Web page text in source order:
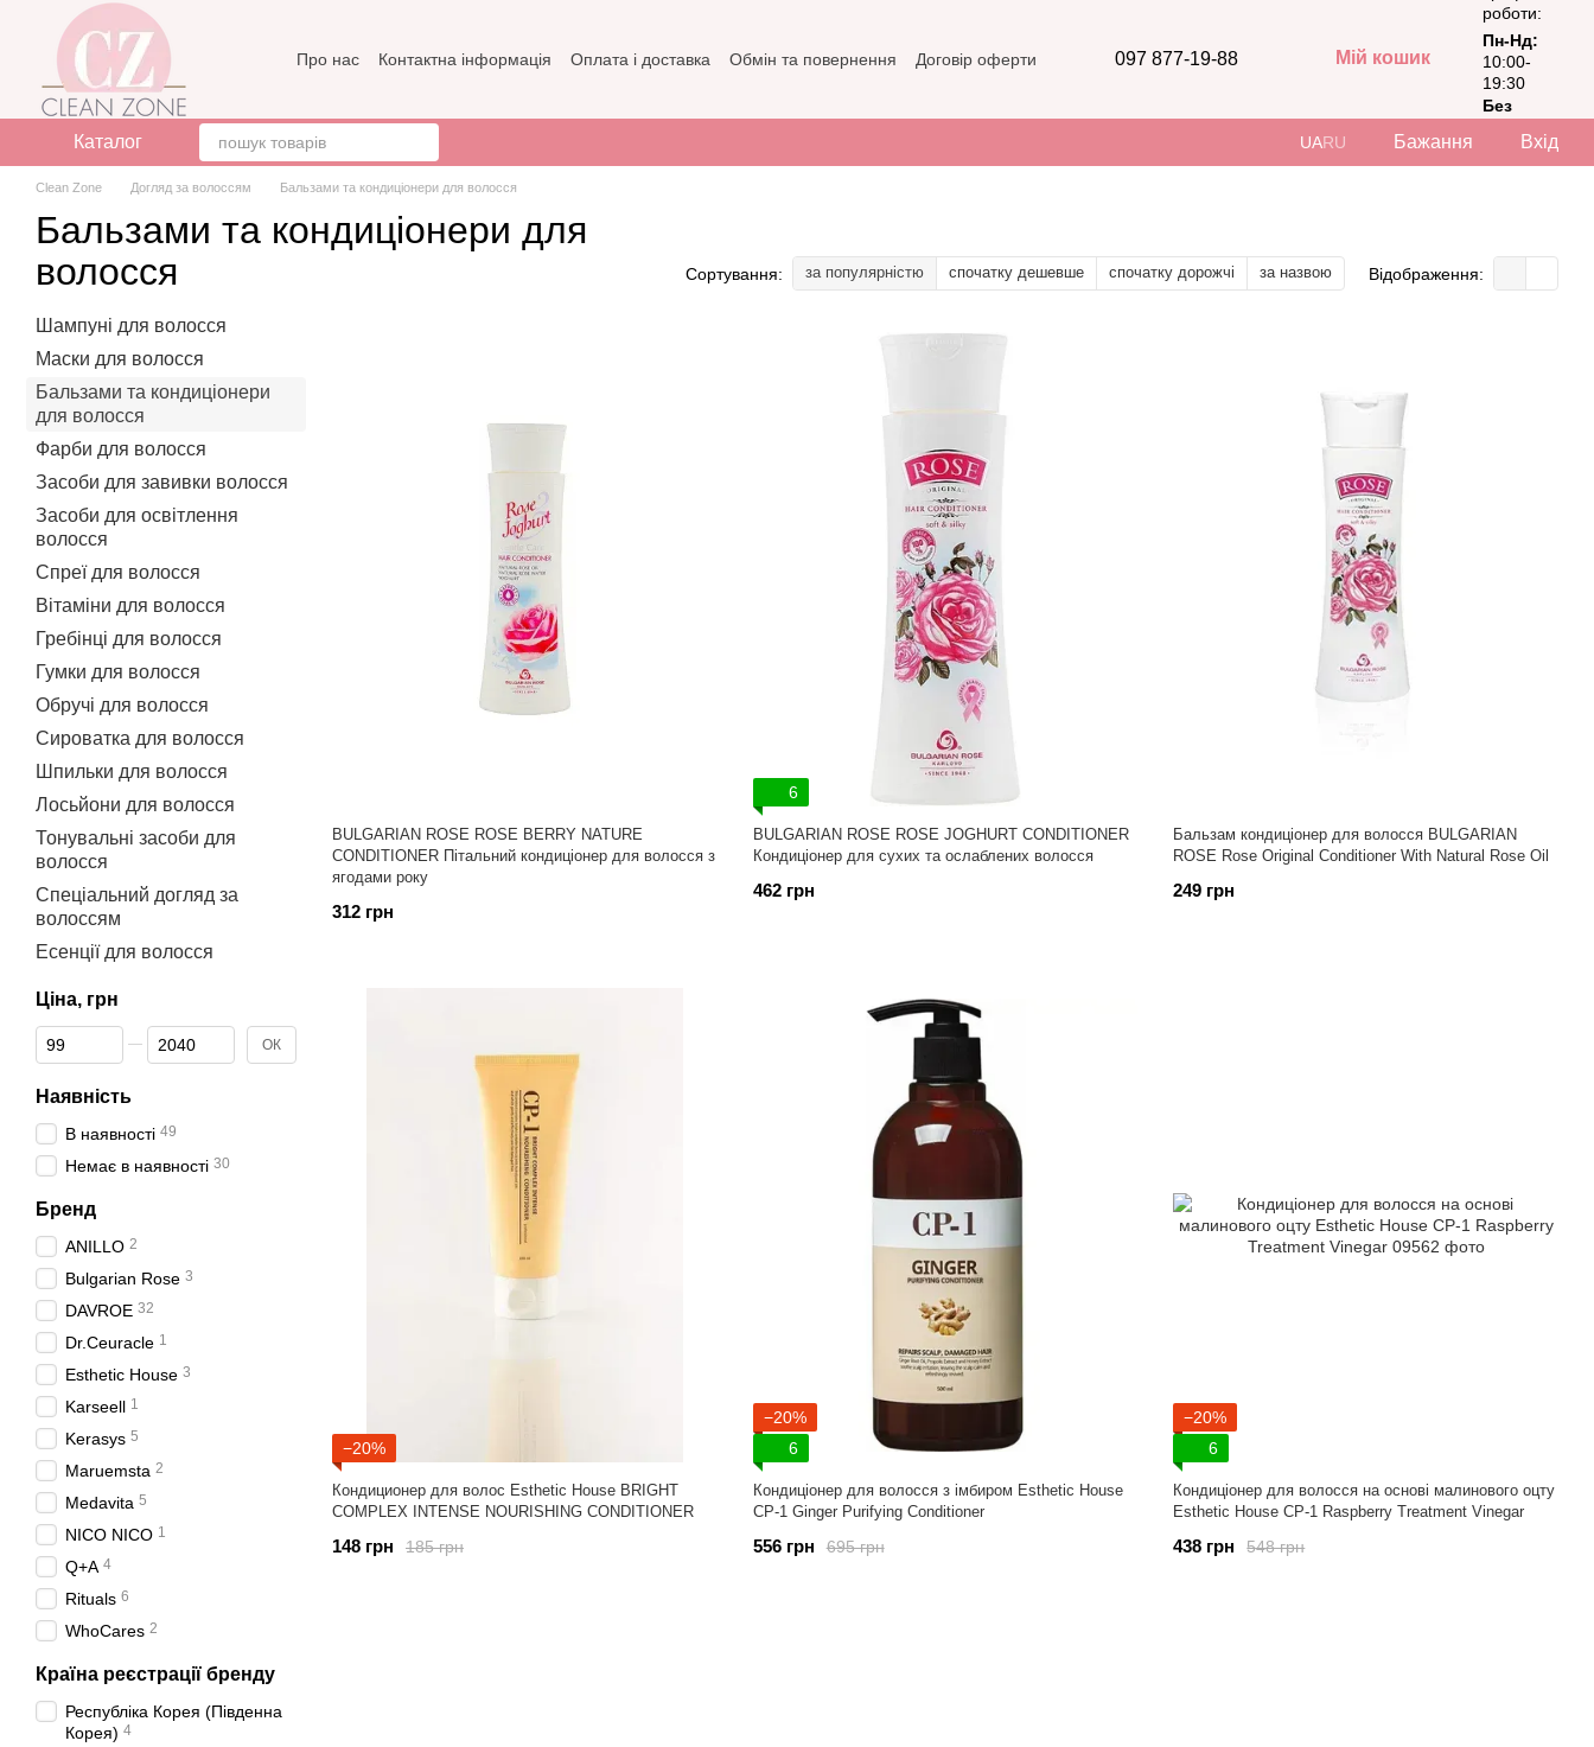
Перейти до основного контенту
Про нас Контактна інформація Оплата і доставка Обмін та повернення
Договір оферти
097 877-19-88 Мій кошик
роботи:
Пн-Нд:
10:00-
19:30
Без
Каталог UARU Бажання Вхід
Clean Zone Догляд за волоссям Бальзами та кондиціонери для волосся
Бальзами та кондиціонери для
волосся
Сортування: за популярністю спочатку дешевше спочатку дорожчі за назвою Відображення:
BULGARIAN ROSE ROSE BERRY NATURE
CONDITIONER Пітальний кондиціонер для волосся з
ягодами року
312 грн
6
BULGARIAN ROSE ROSE JOGHURT CONDITIONER
Кондиціонер для сухих та ослаблених волосся
462 грн
Бальзам кондиціонер для волосся BULGARIAN
ROSE Rose Original Conditioner With Natural Rose Oil
249 грн
−20%
Кондиционер для волос Esthetic House BRIGHT
COMPLEX INTENSE NOURISHING CONDITIONER
185 грн
148 грн
−20%
6
Кондиціонер для волосся з імбиром Esthetic House
CP-1 Ginger Purifying Conditioner
695 грн
556 грн
−20%
6
Кондиціонер для волосся на основі малинового оцту
Esthetic House CP-1 Raspberry Treatment Vinegar
548 грн
438 грн
Шампуні для волосся
Маски для волосся
Бальзами та кондиціонери
для волосся
Фарби для волосся
Засоби для завивки волосся
Засоби для освітлення
волосся
Спреї для волосся
Вітаміни для волосся
Гребінці для волосся
Гумки для волосся
Обручі для волосся
Сироватка для волосся
Шпильки для волосся
Лосьйони для волосся
Тонувальні засоби для
волосся
Спеціальний догляд за
волоссям
Есенції для волосся
Ціна, грн
Від Ціна, грн
До Ціна, грн ОК
Наявність
В наявності 49
Немає в наявності 30
Бренд
ANILLO 2
Bulgarian Rose 3
DAVROE 32
Dr.Ceuracle 1
Esthetic House 3
Karseell 1
Kerasys 5
Maruemsta 2
Medavita 5
NICO NICO 1
Q+A 4
Rituals 6
WhoCares 2
Країна реєстрації бренду
Республіка Корея (Південна
Корея) 4